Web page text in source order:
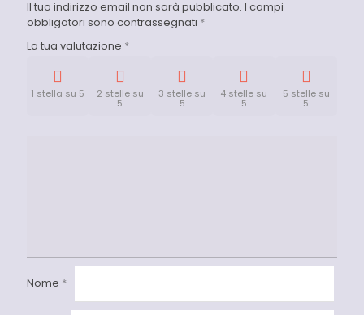
Il tuo indirizzo email non sarà pubblicato. I campi
obbligatori sono contrassegnati *
La tua valutazione *
1 stella su 5 2 stelle su
5
3 stelle su
5
4 stelle su
5
5 stelle su
5
Nome *